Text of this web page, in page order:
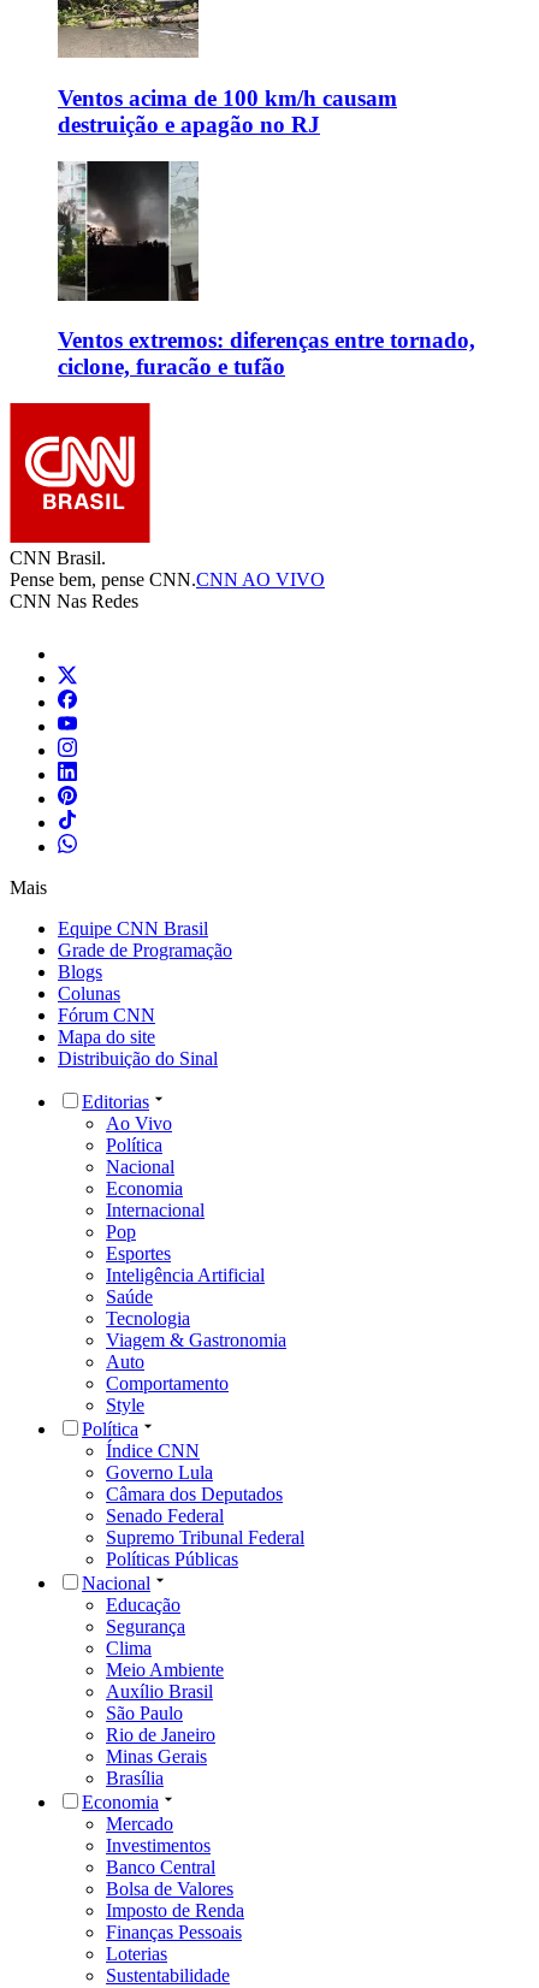
Ventos acima de 100 km/h causam
destruição e apagão no RJ
Ventos extremos: diferenças entre tornado,
ciclone, furacão e tufão
CNN Brasil.
Pense bem, pense CNN.CNN AO VIVO
CNN Nas Redes
Mais
Equipe CNN Brasil
Grade de Programação
Blogs
Colunas
Fórum CNN
Mapa do site
Distribuição do Sinal
Editorias
Ao Vivo
Política
Nacional
Economia
Internacional
Pop
Esportes
Inteligência Artificial
Saúde
Tecnologia
Viagem & Gastronomia
Auto
Comportamento
Style
Política
Índice CNN
Governo Lula
Câmara dos Deputados
Senado Federal
Supremo Tribunal Federal
Políticas Públicas
Nacional
Educação
Segurança
Clima
Meio Ambiente
Auxílio Brasil
São Paulo
Rio de Janeiro
Minas Gerais
Brasília
Economia
Mercado
Investimentos
Banco Central
Bolsa de Valores
Imposto de Renda
Finanças Pessoais
Loterias
Sustentabilidade